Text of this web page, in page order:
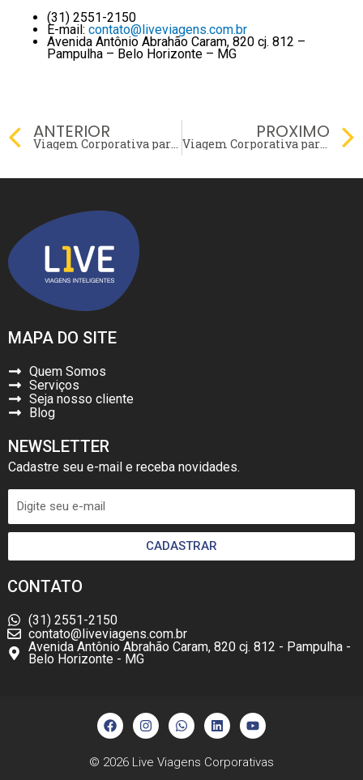
(31) 2551-2150
E-mail: contato@liveviagens.com.br
Avenida Antônio Abrahão Caram, 820 cj. 812 –
Pampulha – Belo Horizonte – MG
Prev
ANTERIOR
Viagem Corporativa para Médicos – Economize com viagens!
PROXIMO
Viagem Corporativa para Advogados – Saiba Como Funciona?
MAPA DO SITE
Quem Somos
Serviços
Seja nosso cliente
Blog
NEWSLETTER
Cadastre seu e-mail e receba novidades.
CADASTRAR
CONTATO
(31) 2551-2150
contato@liveviagens.com.br
Avenida Antônio Abrahão Caram, 820 cj. 812 - Pampulha -
Belo Horizonte - MG
F
a
c
b
I
n
s
a
W
h
a
s
L
i
n
e
Y
o
u
u
© 2026 Live Viagens Corporativas